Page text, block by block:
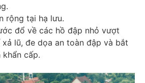
rộng tại hạ lưu.
đổ về các hồ đập nhỏ vượt
lũ, đe dọa an toàn đập và bắt
cấp.